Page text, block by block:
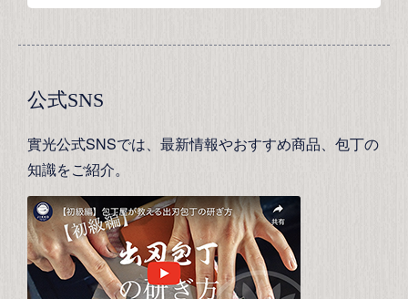
公式SNS
實光公式SNSでは、最新情報やおすすめ商品、包丁の
知識をご紹介。